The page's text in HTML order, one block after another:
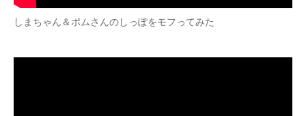
しまちゃん＆ポムさんのしっぽをモフってみた